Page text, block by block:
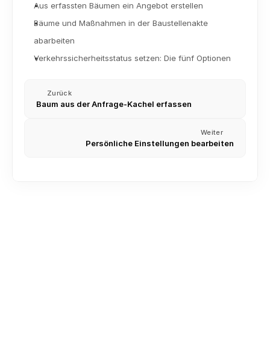
Aus erfassten Bäumen ein Angebot erstellen
Bäume und Maßnahmen in der Baustellenakte
abarbeiten
Verkehrssicherheitsstatus setzen: Die fünf Optionen
Zurück
Baum aus der Anfrage-Kachel erfassen
Weiter
Persönliche Einstellungen bearbeiten